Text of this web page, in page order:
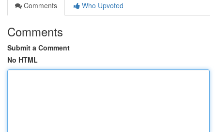
Comments
Who Upvoted
Comments
Submit a Comment
No HTML